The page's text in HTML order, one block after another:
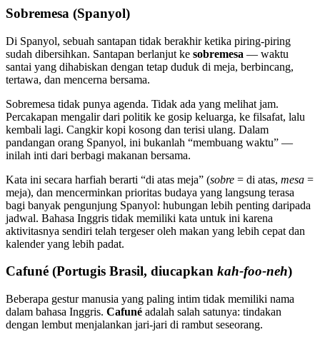
Sobremesa (Spanyol)
Di Spanyol, sebuah santapan tidak berakhir ketika piring-piring
sudah dibersihkan. Santapan berlanjut ke sobremesa — waktu
santai yang dihabiskan dengan tetap duduk di meja, berbincang,
tertawa, dan mencerna bersama.
Sobremesa tidak punya agenda. Tidak ada yang melihat jam.
Percakapan mengalir dari politik ke gosip keluarga, ke filsafat, lalu
kembali lagi. Cangkir kopi kosong dan terisi ulang. Dalam
pandangan orang Spanyol, ini bukanlah “membuang waktu” —
inilah inti dari berbagi makanan bersama.
Kata ini secara harfiah berarti “di atas meja” (sobre = di atas, mesa =
meja), dan mencerminkan prioritas budaya yang langsung terasa
bagi banyak pengunjung Spanyol: hubungan lebih penting daripada
jadwal. Bahasa Inggris tidak memiliki kata untuk ini karena
aktivitasnya sendiri telah tergeser oleh makan yang lebih cepat dan
kalender yang lebih padat.
Cafuné (Portugis Brasil, diucapkan kah-foo-neh)
Beberapa gestur manusia yang paling intim tidak memiliki nama
dalam bahasa Inggris. Cafuné adalah salah satunya: tindakan
dengan lembut menjalankan jari-jari di rambut seseorang.